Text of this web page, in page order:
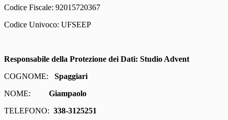
Codice Fiscale: 92015720367
Codice Univoco: UFSEEP
Responsabile della Protezione dei Dati: Studio Advent
COGNOME: Spaggiari
NOME: Giampaolo
TELEFONO: 338-3125251